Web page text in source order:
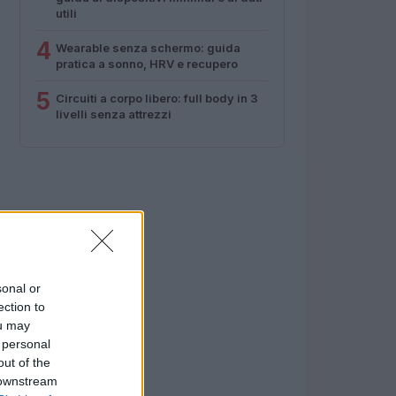
or
to
may
of the
utili
4 Wearable senza schermo: guida
pratica a sonno, HRV e recupero
5 Circuiti a corpo libero: full body in 3
livelli senza attrezzi